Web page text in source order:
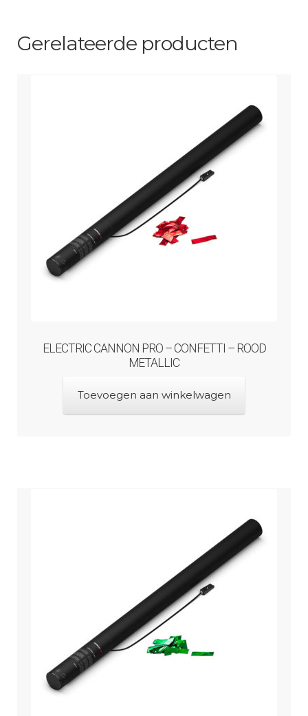
Gerelateerde producten
ELECTRIC CANNON PRO – CONFETTI – ROOD
METALLIC
Toevoegen aan winkelwagen